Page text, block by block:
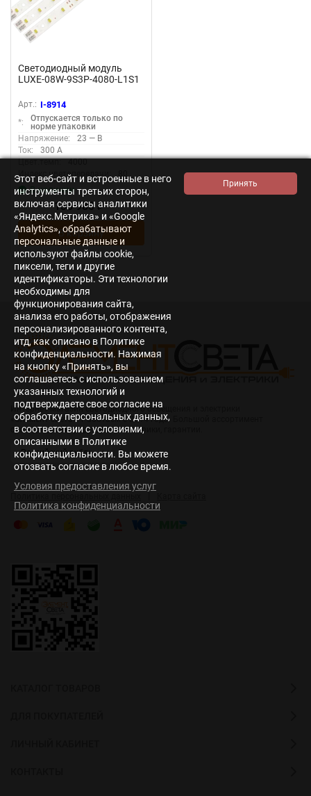
Светодиодный модуль
LUXE-08W-9S3P-4080-L1S1
Арт.: I-8914
*:
Отпускается только по
норме упаковки
Напряжение:
23 — В
Ток:
300 А
Индекс цветопередачи:
В наличии
136 980 ₽
В корзину
Интернет-магазин светодиодного освещения и электрики
«Элемент света». Работаем с 2014 года. Большой ассортимент
светодиодной продукции и электрики, гарантии.
Этот веб-сайт и встроенные в него
инструменты третьих сторон,
включая сервисы аналитики
«Яндекс.Метрика» и «Google
Analytics», обрабатывают
персональные данные и
используют файлы cookie,
пиксели, теги и другие
идентификаторы. Эти технологии
необходимы для
функционирования сайта,
анализа его работы, отображения
персонализированного контента,
итд, как описано в Политике
конфиденциальности. Нажимая
на кнопку «Принять», вы
соглашаетесь с использованием
указанных технологий и
подтверждаете свое согласие на
обработку персональных данных,
в соответствии с условиями,
описанными в Политике
конфиденциальности. Вы можете
отозвать согласие в любое время.
Условия предоставления услуг
Политика конфиденциальности